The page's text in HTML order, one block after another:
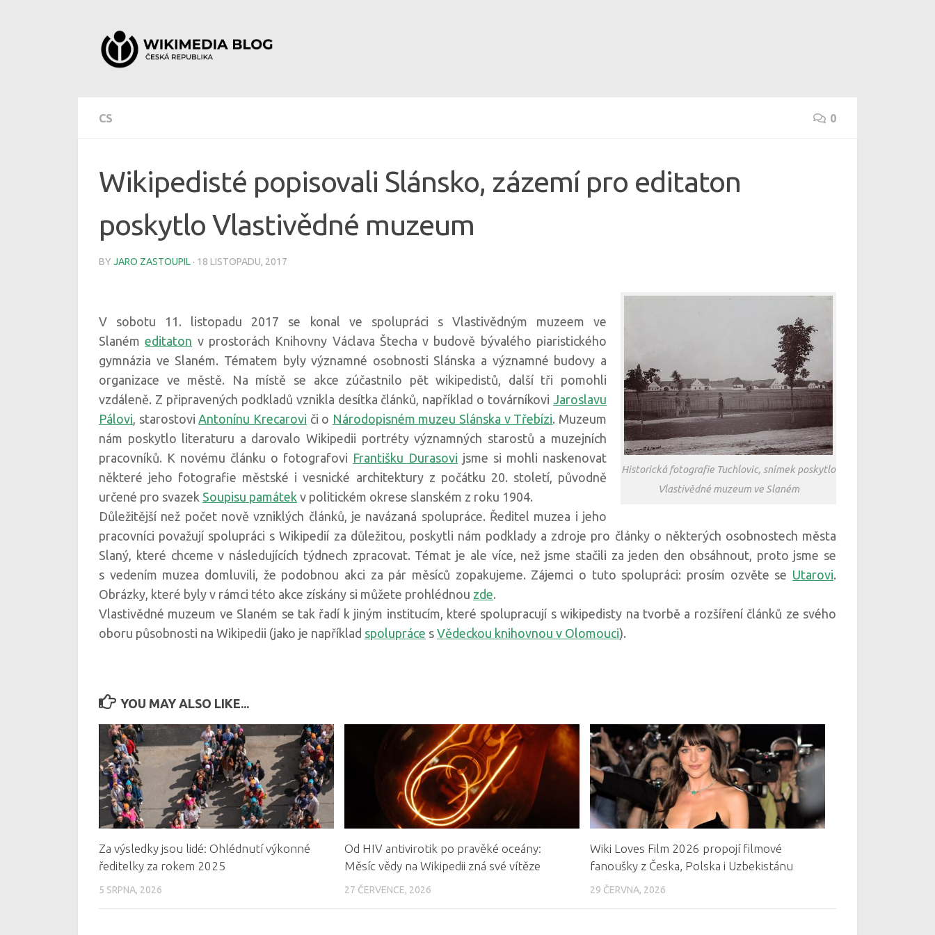
CS 0
Wikipedisté popisovali Slánsko, zázemí pro editaton
poskytlo Vlastivědné muzeum
BY JARO ZASTOUPIL · 18 LISTOPADU, 2017
Historická fotografie Tuchlovic, snímek poskytlo
Vlastivědné muzeum ve Slaném
V sobotu 11. listopadu 2017 se konal ve spolupráci s Vlastivědným muzeem ve
Slanémeditaton v prostorách Knihovny Václava Štecha v budově bývalého piaristického
gymnázia ve Slaném. Tématem byly významné osobnosti Slánska a významné budovy a
organizace ve městě. Na místě se akce zúčastnilo pět wikipedistů, další tři pomohli
vzdáleně. Z připravených podkladů vznikla desítka článků, například o továrníkovi Jaroslavu
Pálovi , starostovi Antonínu Krecarovi či o Národopisném muzeu Slánska v Třebízi. Muzeum
nám poskytlo literaturu a darovalo Wikipedii portréty významných starostů a muzejních
pracovníků. K novému článku o fotografovi Františku Durasovi jsme si mohli naskenovat
některé jeho fotografie městské i vesnické architektury z počátku 20. století, původně
určené pro svazek Soupisu památek v politickém okrese slanském z roku 1904.
Důležitější než počet nově vzniklých článků, je navázaná spolupráce. Ředitel muzea i jeho
pracovníci považují spolupráci s Wikipedií za důležitou, poskytli nám podklady a zdroje pro články o některých osobnostech města
Slaný, které chceme v následujících týdnech zpracovat. Témat je ale více, než jsme stačili za jeden den obsáhnout, proto jsme se
s vedením muzea domluvili, že podobnou akci za pár měsíců zopakujeme. Zájemci o tuto spolupráci: prosím ozvěte se Utarovi.
Obrázky, které byly v rámci této akce získány si můžete prohlédnou zde.
Vlastivědné muzeum ve Slaném se tak řadí k jiným institucím, které spolupracují s wikipedisty na tvorbě a rozšíření článků ze svého
oboru působnosti na Wikipedii (jako je například spolupráce s Vědeckou knihovnou v Olomouci).
YOU MAY ALSO LIKE...
Za výsledky jsou lidé: Ohlédnutí výkonné
ředitelky za rokem 2025
5 SRPNA, 2026
Od HIV antivirotik po pravěké oceány:
Měsíc vědy na Wikipedii zná své vítěze
27 ČERVENCE, 2026
Wiki Loves Film 2026 propojí filmové
fanoušky z Česka, Polska i Uzbekistánu
29 ČERVNA, 2026